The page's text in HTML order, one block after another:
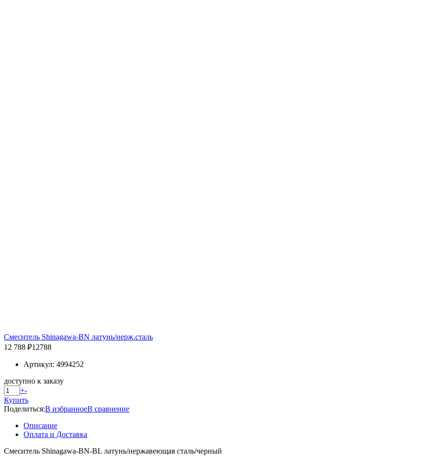
Смеситель Shinagawa-BN латунь/нерж.сталь
12 788 ₽12788
Артикул: 4994252
доступно к заказу
+-
Купить
Поделиться:В избранноеВ сравнение
Описание
Оплата и Доставка
Смеситель Shinagawa-BN-BL латунь/нержавеющая сталь/черный